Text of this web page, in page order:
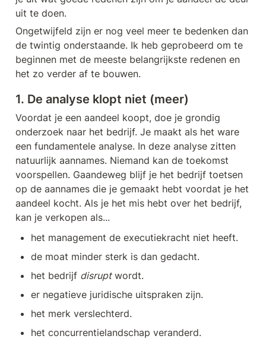
uit te doen.
Ongetwijfeld zijn er nog veel meer te bedenken dan
de twintig onderstaande. Ik heb geprobeerd om te
beginnen met de meeste belangrijkste redenen en
het zo verder af te bouwen.
1. De analyse klopt niet (meer)
Voordat je een aandeel koopt, doe je grondig
onderzoek naar het bedrijf. Je maakt als het ware
een fundamentele analyse. In deze analyse zitten
natuurlijk aannames. Niemand kan de toekomst
voorspellen. Gaandeweg blijf je het bedrijf toetsen
op de aannames die je gemaakt hebt voordat je het
aandeel kocht. Als je het mis hebt over het bedrijf,
kan je verkopen als...
het management de executiekracht niet heeft.
de moat minder sterk is dan gedacht.
het bedrijf disrupt wordt.
er negatieve juridische uitspraken zijn.
het merk verslechterd.
het concurrentielandschap veranderd.